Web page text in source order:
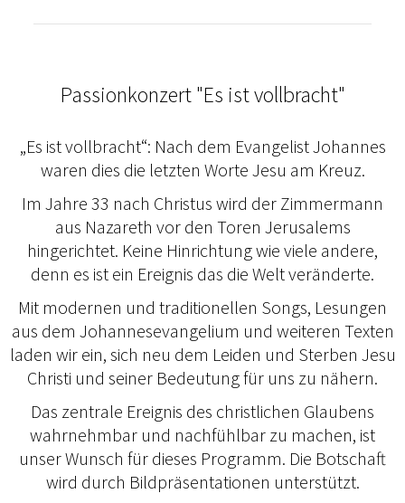
Passionkonzert "Es ist vollbracht"
„Es ist vollbracht“: Nach dem Evangelist Johannes
waren dies die letzten Worte Jesu am Kreuz.
Im Jahre 33 nach Christus wird der Zimmermann
aus Nazareth vor den Toren Jerusalems
hingerichtet. Keine Hinrichtung wie viele andere,
denn es ist ein Ereignis das die Welt veränderte.
Mit modernen und traditionellen Songs, Lesungen
aus dem Johannesevangelium und weiteren Texten
laden wir ein, sich neu dem Leiden und Sterben Jesu
Christi und seiner Bedeutung für uns zu nähern.
Das zentrale Ereignis des christlichen Glaubens
wahrnehmbar und nachfühlbar zu machen, ist
unser Wunsch für dieses Programm. Die Botschaft
wird durch Bildpräsentationen unterstützt.